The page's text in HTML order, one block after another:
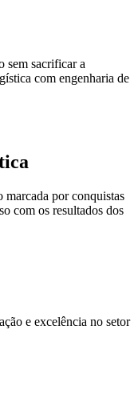
sem sacrificar a
com engenharia de
marcada por conquistas
com os resultados dos
e excelência no setor